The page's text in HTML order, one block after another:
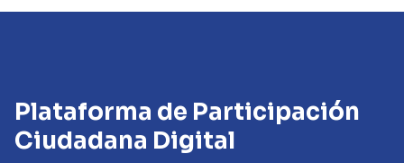
Plataforma de Participación
Ciudadana Digital